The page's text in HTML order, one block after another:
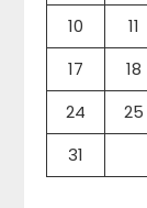
10
11
17
18
24
25
31